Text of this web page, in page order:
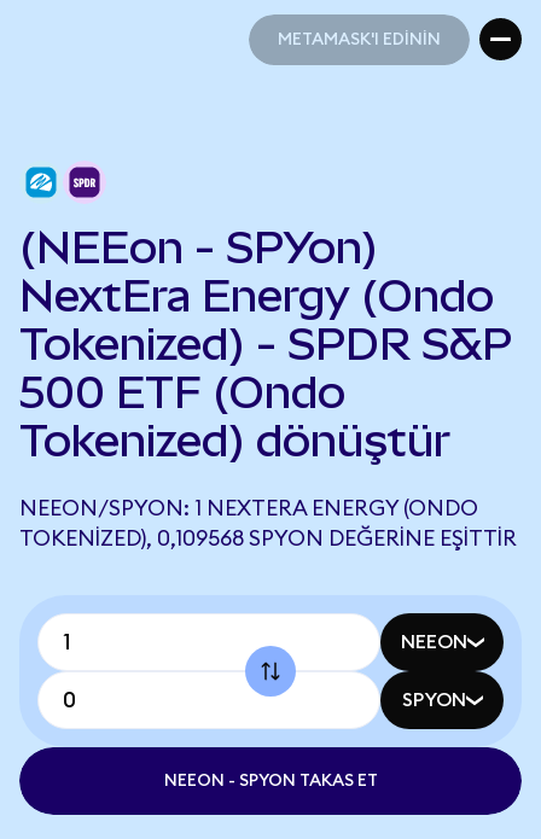
METAMASK'I EDİNİN
(NEEon - SPYon)
NextEra Energy (Ondo
Tokenized) - SPDR S&P
500 ETF (Ondo
Tokenized) dönüştür
NEEON/SPYON: 1 NEXTERA ENERGY (ONDO
TOKENIZED), 0,109568 SPYON DEĞERINE EŞITTIR
NEEON
SPYON
NEEON - SPYON TAKAS ET